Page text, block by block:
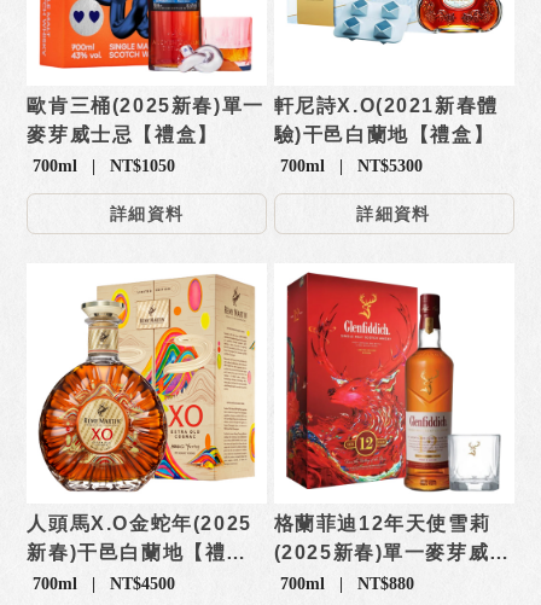
歐肯三桶(2025新春)單一
麥芽威士忌【禮盒】
700ml | NT$1050
詳細資料
軒尼詩X.O(2021新春體
驗)干邑白蘭地【禮盒】
700ml | NT$5300
詳細資料
人頭馬X.O金蛇年(2025
新春)干邑白蘭地【禮
盒】
700ml | NT$4500
格蘭菲迪12年天使雪莉
(2025新春)單一麥芽威士
忌【禮盒】
700ml | NT$880